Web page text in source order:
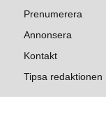
Prenumerera
Annonsera
Kontakt
Tipsa redaktionen